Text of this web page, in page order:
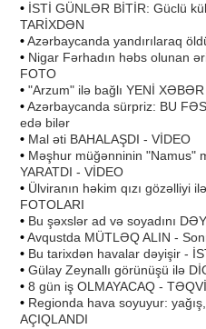
• İSTİ GÜNLƏR BİTİR: Güclü
TARİXDƏN
•Azərbaycanda yandırılaraq
• Nigar Fərhadın həbs olunan
FOTO
• "Arzum" ilə bağlı YENİ
•Azərbaycanda sürpriz: BU
edə bilər
• Mal əti BAHALAŞDI - VİDEO
• Məşhur müğənninin "Namus"
YARATDI - VİDEO
• Ülviranın həkim qızı gözəlliyi
FOTOLARI
• Bu şəxslər ad və soyadını
•Avqustda MÜTLƏQ ALIN -
• Bu tarixdən havalar dəyişir -
• Gülay Zeynallı görünüşü ilə
• 8 gün iş OLMAYACAQ -
• Regionda hava soyuyur:
AÇIQLANDI